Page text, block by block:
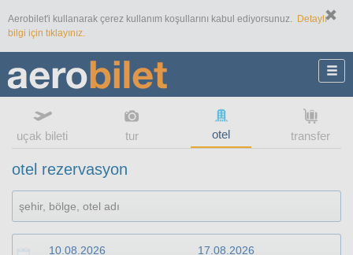
Aerobilet'i kullanarak çerez kullanım koşullarını kabul ediyorsunuz.
Detaylı
bilgi için tıklayınız.
uçak bileti tur otel transfer
otel rezervasyon